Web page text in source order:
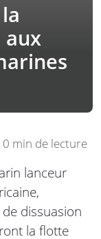
aux
min de lecture
lanceur
dissuasion
la flotte